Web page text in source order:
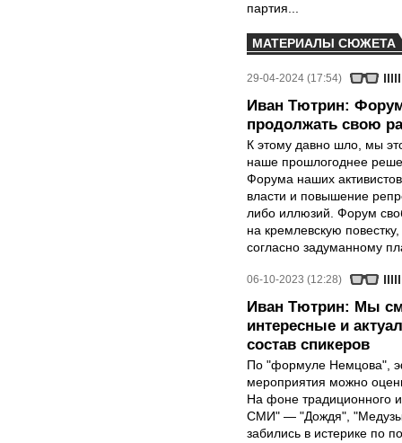
партия...
МАТЕРИАЛЫ СЮЖЕТА
29-04-2024 (17:54)
Иван Тютрин:
продолжать свою
К этому давно шло, мы
наше прошлогоднее
Форума наших
власти и повышение
либо иллюзий. Форум
на кремлевскую
согласно задуманному
06-10-2023 (12:28)
Иван Тютрин: Мы
интересные и
состав спикеров
По "формуле Немцова",
мероприятия можно
На фоне традиционного
СМИ" — "Дождя",
забились в истерике по